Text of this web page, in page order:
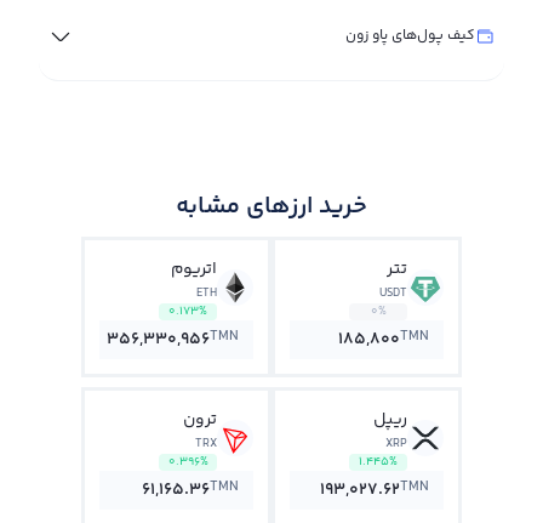
کیف پول‌های پاو زون
خرید ارزهای مشابه
تتر
USDT
0%
185,800TMN
اتریوم
ETH
0.173%
356,330,956TMN
ریپل
XRP
1.445%
193,027.62TMN
ترون
TRX
0.396%
61,165.36TMN